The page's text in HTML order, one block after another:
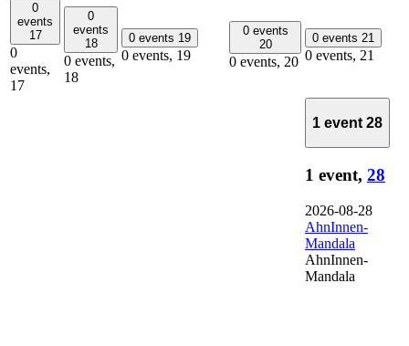
0
events
17
0
events,
17
0
events
18
0 events,
18
0 events 19
0 events, 19
0 events
20
0 events, 20
0 events 21
0 events, 21
1 event 28
1 event, 28
2026-08-28
AhnInnen-
Mandala
AhnInnen-
Mandala